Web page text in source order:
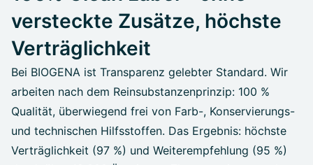
versteckte Zusätze, höchste
Verträglichkeit
Bei BIOGENA ist Transparenz gelebter Standard. Wir
arbeiten nach dem Reinsubstanzenprinzip: 100 %
Qualität, überwiegend frei von Farb-, Konservierungs-
und technischen Hilfsstoffen. Das Ergebnis: höchste
Verträglichkeit (97 %) und Weiterempfehlung (95 %)